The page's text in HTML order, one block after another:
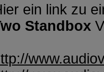
ein link zu
Standbox